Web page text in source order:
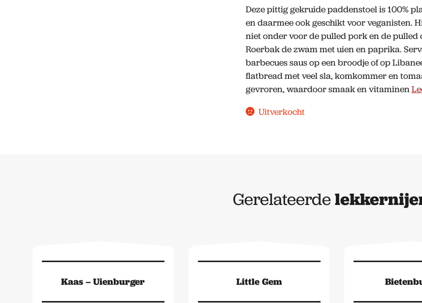
Deze pittig gekruide paddenstoel is 100%
en daarmee ook geschikt voor veganisten.
niet onder voor de pulled pork en de pulled
Roerbak de zwam met uien en paprika.
barbecues saus op een broodje of op
flatbread met veel sla, komkommer en
gevroren, waardoor smaak en vitaminen
Uitverkocht
Gerelateerde
Kaas – Uienburger Little Gem